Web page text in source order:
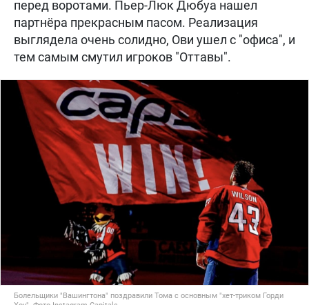
перед воротами. Пьер-Люк Дюбуа нашел
партнёра прекрасным пасом. Реализация
выглядела очень солидно, Ови ушел с "офиса", и
тем самым смутил игроков "Оттавы".
Болельщики "Вашингтона" поздравили Тома с основным "хет-триком Горди